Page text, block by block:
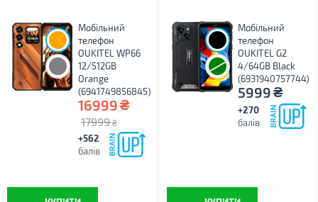
Мобільний
телефон
OUKITEL WP66
12/512GB
Orange
(6941749856845)
16999₴
17999 ₴
+562
балів
Мобільний
телефон
OUKITEL G2
4/64GB Black
(6931940757744)
5999₴
+270
балів